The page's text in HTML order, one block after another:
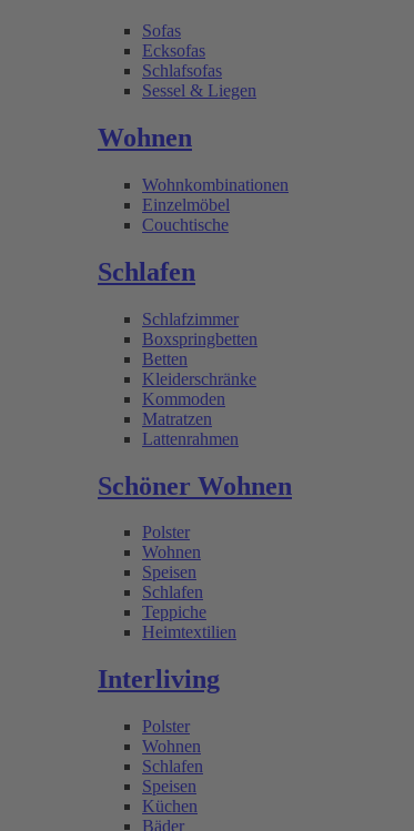
Sofas
Ecksofas
Schlafsofas
Sessel & Liegen
Wohnen
Wohnkombinationen
Einzelmöbel
Couchtische
Schlafen
Schlafzimmer
Boxspringbetten
Betten
Kleiderschränke
Kommoden
Matratzen
Lattenrahmen
Schöner Wohnen
Polster
Wohnen
Speisen
Schlafen
Teppiche
Heimtextilien
Interliving
Polster
Wohnen
Schlafen
Speisen
Küchen
Bäder